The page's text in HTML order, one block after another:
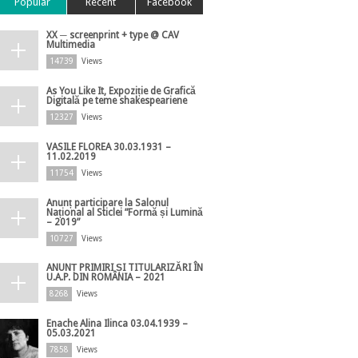
XX ─ screenprint + type @ CAV
Multimedia
14739 Views
As You Like It, Expoziție de Grafică
Digitală pe teme shakespeariene
12327 Views
VASILE FLOREA 30.03.1931 –
11.02.2019
11754 Views
Anunț participare la Salonul
Național al Sticlei ”Formă și Lumină
– 2019”
10727 Views
ANUNȚ PRIMIRI ȘI TITULARIZĂRI ÎN
U.A.P. DIN ROMÂNIA – 2021
8268 Views
Enache Alina Ilinca 03.04.1939 –
05.03.2021
7858 Views